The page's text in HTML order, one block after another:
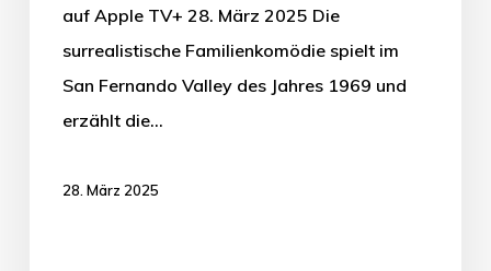
auf Apple TV+ 28. März 2025 Die
surrealistische Familienkomödie spielt im
San Fernando Valley des Jahres 1969 und
erzählt die…
28. März 2025